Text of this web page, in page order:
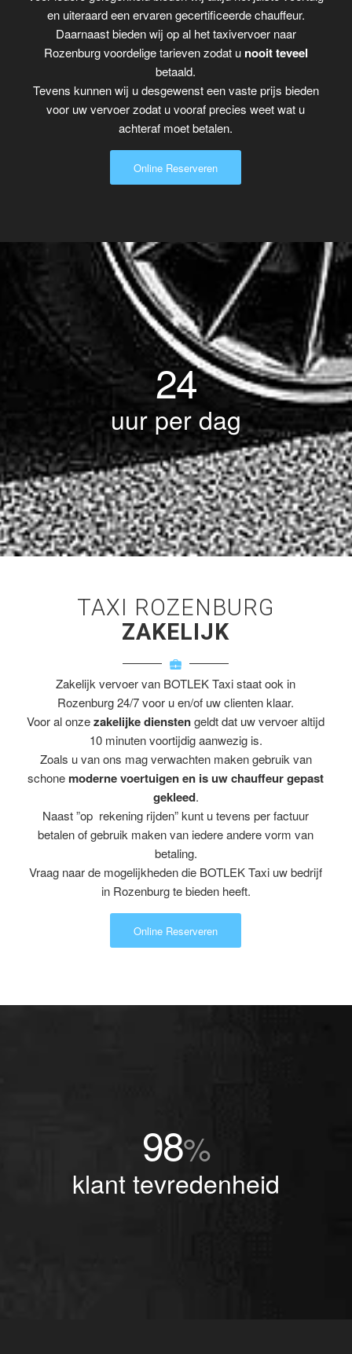
en uiteraard een ervaren gecertificeerde chauffeur.
Daarnaast bieden wij op al het taxivervoer naar
Rozenburg voordelige tarieven zodat u nooit teveel
betaald.
Tevens kunnen wij u desgewenst een vaste prijs bieden
voor uw vervoer zodat u vooraf precies weet wat u
achteraf moet betalen.
Online Reserveren
24
uur per dag
TAXI ROZENBURG
ZAKELIJK
Zakelijk vervoer van BOTLEK Taxi staat ook in
Rozenburg 24/7 voor u en/of uw clienten klaar.
Voor al onzezakelijke dienstengeldt dat uw vervoer altijd
10 minuten voortijdig aanwezig is.
Zoals u van ons mag verwachten maken gebruik van
schone moderne voertuigen en is uw chauffeur gepast
gekleed.
Naast ”op rekening rijden” kunt u tevens per factuur
betalen of gebruik maken van iedere andere vorm van
betaling.
Vraag naar de mogelijkheden die BOTLEK Taxi uw bedrijf
in Rozenburg te bieden heeft.
Online Reserveren
98%
klant tevredenheid